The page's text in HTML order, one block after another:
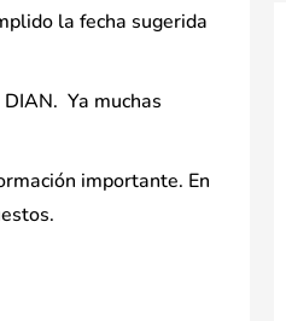
la fecha sugerida
Ya muchas
importante. En